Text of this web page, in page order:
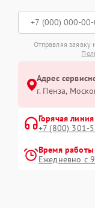
Отправляя заявку
Адрес
г. Пенза,
Горячая линия
+7 (800) 301-
Время работы
Ежедневно с